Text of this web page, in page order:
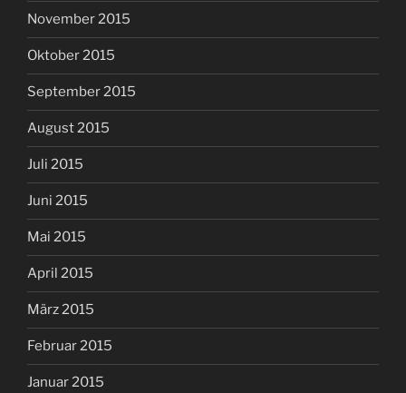
November 2015
Oktober 2015
September 2015
August 2015
Juli 2015
Juni 2015
Mai 2015
April 2015
März 2015
Februar 2015
Januar 2015